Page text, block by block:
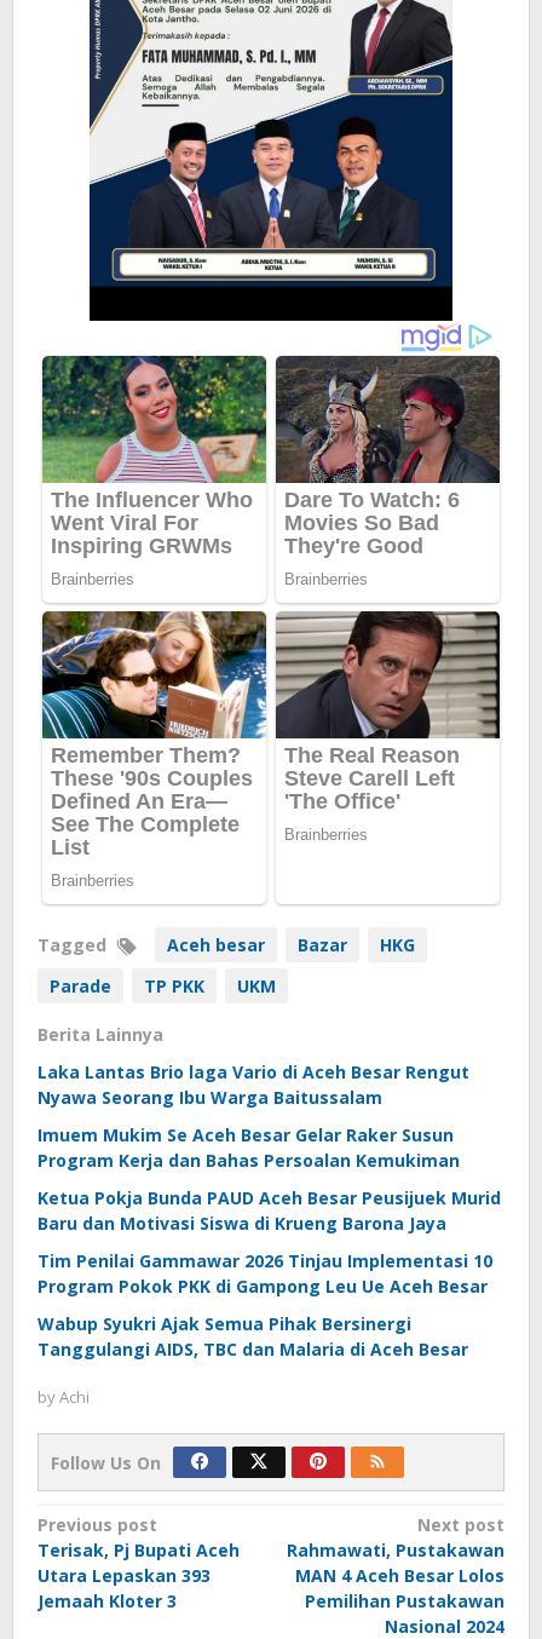
Tagged Aceh besar Bazar
HKG
Parade
TP PKK UKM
Berita Lainnya
Laka Lantas Brio laga Vario di Aceh Besar Rengut
Nyawa Seorang Ibu Warga Baitussalam
Imuem Mukim Se Aceh Besar Gelar Raker Susun
Program Kerja dan Bahas Persoalan Kemukiman
Ketua Pokja Bunda PAUD Aceh Besar Peusijuek Murid
Baru dan Motivasi Siswa di Krueng Barona Jaya
Tim Penilai Gammawar 2026 Tinjau Implementasi 10
Program Pokok PKK di Gampong Leu Ue Aceh Besar
Wabup Syukri Ajak Semua Pihak Bersinergi
Tanggulangi AIDS, TBC dan Malaria di Aceh Besar
byAchi
Follow Us On
Post
navigation
Previous post
Terisak, Pj Bupati Aceh
Utara Lepaskan 393
Jemaah Kloter 3
Next post
Rahmawati, Pustakawan
MAN 4 Aceh Besar Lolos
Pemilihan Pustakawan
Nasional 2024